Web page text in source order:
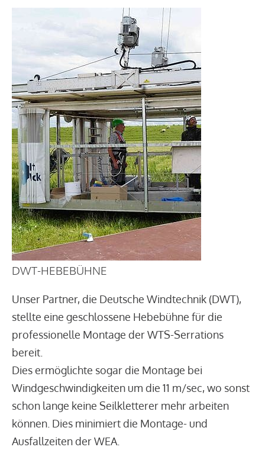
DWT-HEBEBÜHNE
Unser Partner, die Deutsche Windtechnik (DWT),
stellte eine geschlossene Hebebühne für die
professionelle Montage der WTS-Serrations
bereit.
Dies ermöglichte sogar die Montage bei
Windgeschwindigkeiten um die 11 m/sec, wo sonst
schon lange keine Seilkletterer mehr arbeiten
können. Dies minimiert die Montage- und
Ausfallzeiten der WEA.